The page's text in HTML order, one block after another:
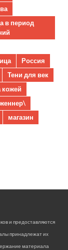
в период
Россия
Тени для век
кожей
магазин
и предоставляются
принадлежат их
материала